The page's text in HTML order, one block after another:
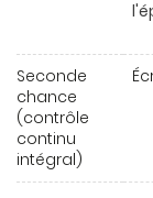
Seconde
chance
(contrôle
continu
intégral)